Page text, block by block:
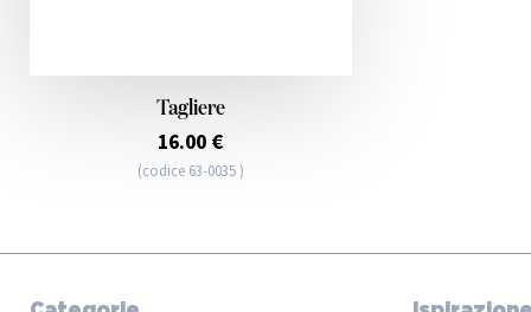
Tagliere
16.00 €
(codice 63-0035 )